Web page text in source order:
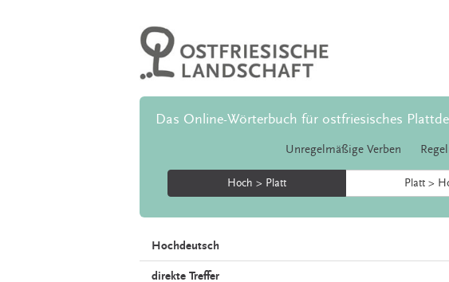
Das Online-Wörterbuch für ostfriesisches
Unregelmäßige Verben
Hoch > Platt Platt >
Hochdeutsch
direkte Treffer